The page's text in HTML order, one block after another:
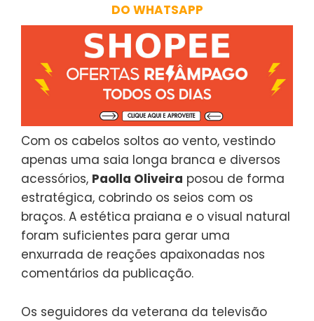
DO WHATSAPP
Com os cabelos soltos ao vento, vestindo
apenas uma saia longa branca e diversos
acessórios, Paolla Oliveira posou de forma
estratégica, cobrindo os seios com os
braços. A estética praiana e o visual natural
foram suficientes para gerar uma
enxurrada de reações apaixonadas nos
comentários da publicação.
Os seguidores da veterana da televisão